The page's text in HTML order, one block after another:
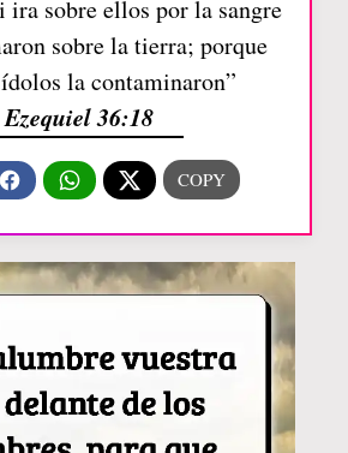
ira sobre ellos por la sangre
sobre la tierra; porque
la contaminaron”
Ezequiel 36:18